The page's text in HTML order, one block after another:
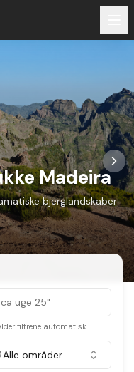
Madeira
bjerglandskaber
filtrene automatisk.
Alle områder